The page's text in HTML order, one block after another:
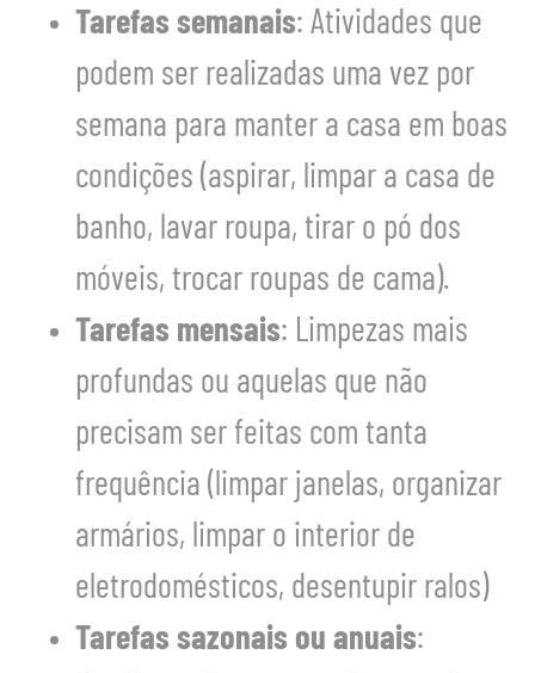
Tarefas semanais: Atividades que
podem ser realizadas uma vez por
semana para manter a casa em boas
condições (aspirar, limpar a casa de
banho, lavar roupa, tirar o pó dos
móveis, trocar roupas de cama).
Tarefas mensais: Limpezas mais
profundas ou aquelas que não
precisam ser feitas com tanta
frequência (limpar janelas, organizar
armários, limpar o interior de
eletrodomésticos, desentupir ralos)
Tarefas sazonais ou anuais: